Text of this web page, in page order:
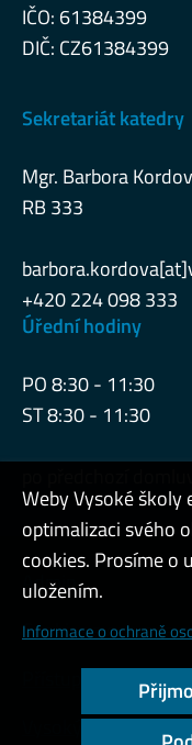
IČO: 61384399
DIČ: CZ61384399
Sekretariát katedry
Mgr. Barbora
RB 333
+420 224 098 333
Úřední hodiny
PO 8:30 - 11:30
ST 8:30 - 11:30
Admin
Cookies a ochrana
Přístupnost webu
Vysoký kontrast
Weby Vysoké školy
optimalizaci svého
cookies. Prosíme o
uložením.
Informace o ochraně